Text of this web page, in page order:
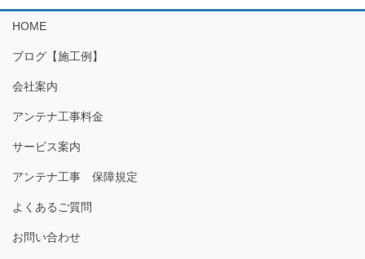
HOME
ブログ【施工例】
会社案内
アンテナ工事料金
サービス案内
アンテナ工事 保障規定
よくあるご質問
お問い合わせ